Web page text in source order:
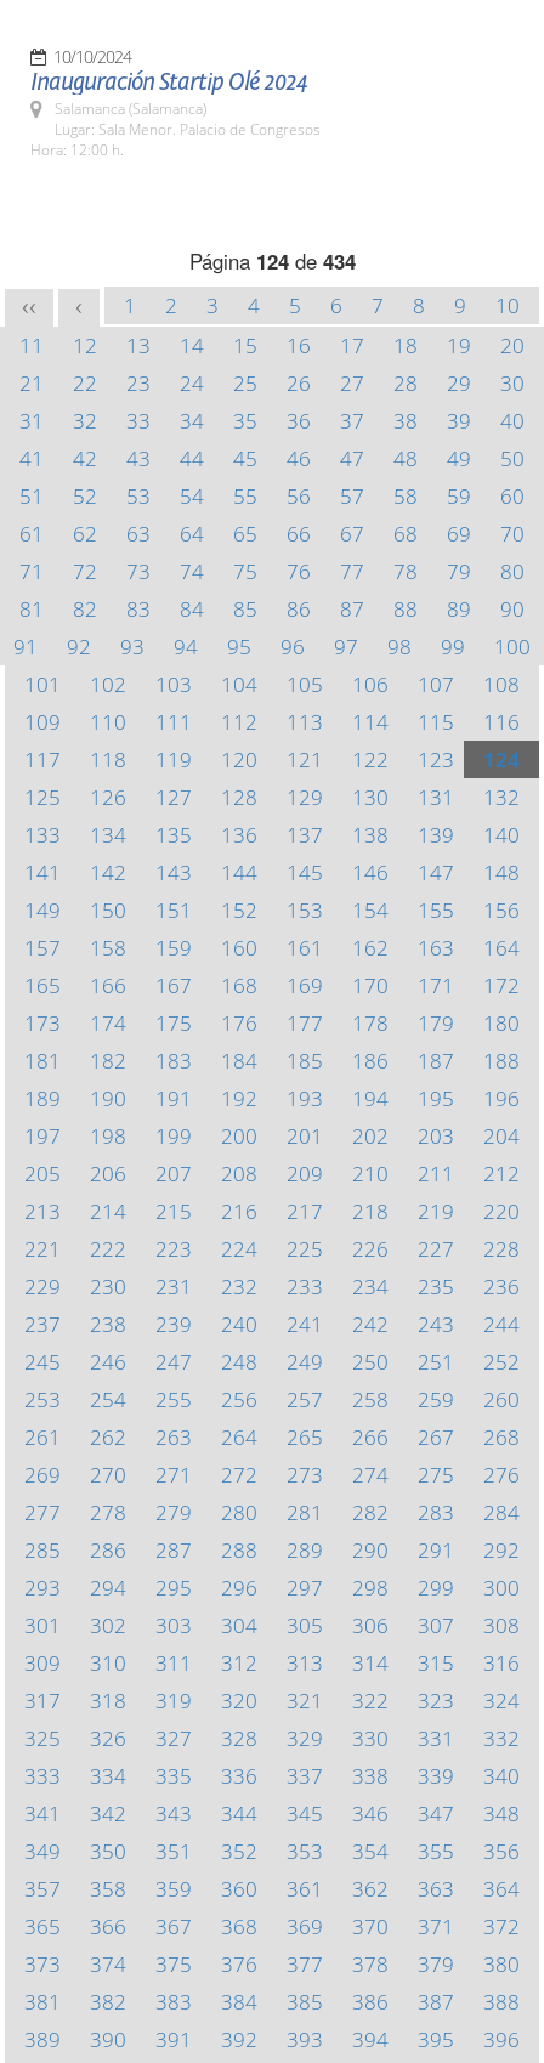
10/10/2024
Inauguración Startip Olé 2024
Salamanca (Salamanca)
Lugar: Sala Menor. Palacio de Congresos
Hora: 12:00 h.
Página 124de 434
<< < 1 2 3 4 5 6 7 8 9
10
11
12 13 14 15 16 17 18 19
20
21
22 23 24 25 26 27 28 29
30
31
32 33 34 35 36 37 38 39
40
41
42 43 44 45 46 47 48 49
50
51
52 53 54 55 56 57 58 59
60
61
62 63 64 65 66 67 68 69
70
71
72 73 74 75 76 77 78 79
80
81
82 83 84 85 86 87 88 89
90
91
92 93 94 95 96 97 98 99
100
101
102 103 104 105 106 107
108
109
110 111 112 113 114 115
116
117
118 119 120 121 122 123
124
125
126 127 128 129 130 131
132
133
134 135 136 137 138 139
140
141
142 143 144 145 146 147
148
149
150 151 152 153 154 155
156
157
158 159 160 161 162 163
164
165
166 167 168 169 170 171
172
173
174 175 176 177 178 179
180
181
182 183 184 185 186 187
188
189
190 191 192 193 194 195
196
197
198 199 200 201 202 203
204
205
206 207 208 209 210 211
212
213
214 215 216 217 218 219
220
221
222 223 224 225 226 227
228
229
230 231 232 233 234 235
236
237
238 239 240 241 242 243
244
245
246 247 248 249 250 251
252
253
254 255 256 257 258 259
260
261
262 263 264 265 266 267
268
269
270 271 272 273 274 275
276
277
278 279 280 281 282 283
284
285
286 287 288 289 290 291
292
293
294 295 296 297 298 299
300
301
302 303 304 305 306 307
308
309
310 311 312 313 314 315
316
317
318 319 320 321 322 323
324
325
326 327 328 329 330 331
332
333
334 335 336 337 338 339
340
341
342 343 344 345 346 347
348
349
350 351 352 353 354 355
356
357
358 359 360 361 362 363
364
365
366 367 368 369 370 371
372
373
374 375 376 377 378 379
380
381
382 383 384 385 386 387
388
389
390 391 392 393 394 395 396